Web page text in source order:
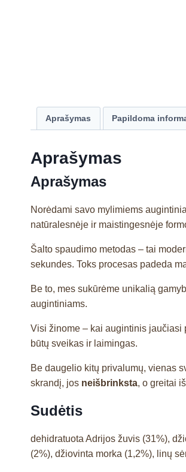
Aprašymas Papildoma
Aprašymas
Aprašymas
Norėdami savo mylimiems
natūralesnėje ir maistingesnėje
Šalto spaudimo metodas – tai
sekundes. Toks procesas padeda
Be to, mes sukūrėme unikalią
augintiniams.
Visi žinome – kai augintinis jaučiasi
būtų sveikas ir laimingas.
Be daugelio kitų privalumų, vienas
skrandį, jos neišbrinksta, o greitai
Sudėtis
dehidratuota Adrijos žuvis (31%),
(2%), džiovinta morka (1,2%), linų